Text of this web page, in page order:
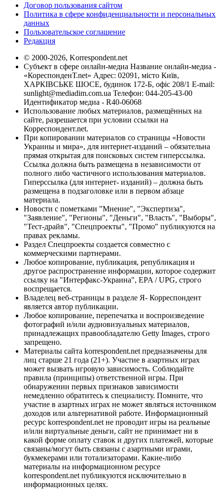
Договор пользования сайтом
Политика в сфере конфиденциальности и персональных
данных
Пользовательское соглашение
Редакция
© 2000-2026, Korrespondent.net
Субъект в сфере онлайн-медиа Название онлайн-медиа -
«КореспонденТ.net» Адрес: 02091, місто Київ,
ХАРКІВСЬКЕ ШОСЕ, будинок 172-Б, офіс 208/1 E-mail:
sunlight@mediadim.com.ua Телефон: 044-205-43-00
Идентификатор медиа - R40-06068
Использование любых материалов, размещённых на
сайте, разрешается при условии ссылки на
Корреспондент.net.
При копировании материалов со страницы «Новости
Украины и мира», для интернет-изданий – обязательна
прямая открытая для поисковых систем гиперссылка.
Ссылка должна быть размещена в независимости от
полного либо частичного использования материалов.
Гиперссылка (для интернет- изданий) – должна быть
размещена в подзаголовке или в первом абзаце
материала.
Новости с пометками "Мнение", "Экспертиза",
"Заявление", "Регионы", "Деньги", "Власть", "Выборы",
"Тест-драйв", "Спецпроекты", "Промо" публикуются на
правах рекламы.
Раздел Спецпроекты создается совместно с
коммерческими партнерами.
Любое копирование, публикация, републикация и
другое распространение информации, которое содержит
ссылку на "Интерфакс-Украина", EPA / UPG, строго
воспрещается.
Владелец веб-страницы в разделе Я- Корреспондент
является автор публикации.
Любое копирование, перепечатка и воспроизведение
фотографий и/или аудиовизуальных материалов,
принадлежащих правообладателю Getty Images, строго
запрещено.
Материалы сайта korrespondent.net предназначены для
лиц старше 21 года (21+). Участие в азартных играх
может вызвать игровую зависимость. Соблюдайте
правила (принципы) ответственной игры. При
обнаружении первых признаков зависимости
немедленно обратитесь к специалисту. Помните, что
участие в азартных играх не может являться источником
доходов или альтернативой работе. Информационный
ресурс korrespondent.net не проводит игры на реальные
и/или виртуальные деньги, сайт не принимает ни в
какой форме оплату ставок и других платежей, которые
связаны/могут быть связаны с азартными играми,
букмекерами или тотализаторами. Какие-либо
материалы на информационном ресурсе
korrespondent.net публикуются исключительно в
информационных целях.